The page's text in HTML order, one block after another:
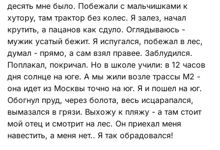
десять мне было. Побежали с мальчишками к
хутору, там трактор без колес. Я залез, начал
крутить, а пацанов как сдуло. Оглядываюсь -
мужик усатый бежит. Я испугался, побежал в лес,
думал - прямо, а сам взял правее. Заблудился.
Поплакал, покричал. Но в школе учили: в 12 часов
дня солнце на юге. А мы жили возле трассы М2 -
она идет из Москвы точно на юг. Я и пошел на юг.
Обогнул пруд, через болота, весь исцарапался,
вымазался в грязи. Выхожу к пляжу - а там стоит
мой отец и смотрит на лес. Он приехал меня
навестить, а меня нет.. Я так обрадовался!